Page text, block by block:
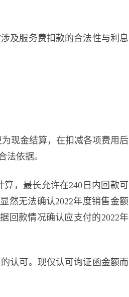
及服务费扣款的合法性与利息
现金结算，在扣减各项费用后
法依据。
，最长允许在240日内回款可
然无法确认2022年度销售金额
回款情况确认应支付的2022年
认可。现仅认可询证函金额而